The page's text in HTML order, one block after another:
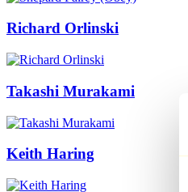
Richard Orlinski
Takashi Murakami
Keith Haring